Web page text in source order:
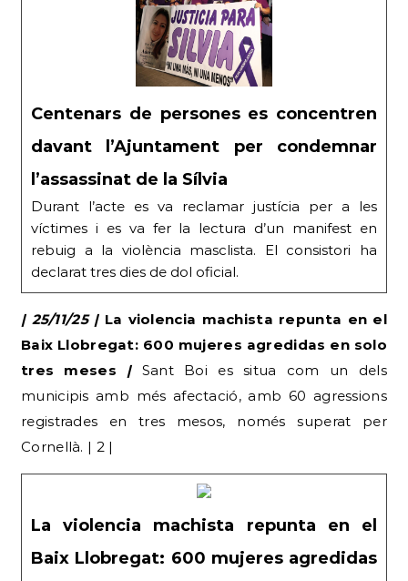
Centenars de persones es concentren
davant l’Ajuntament per condemnar
l’assassinat de la Sílvia
Durant l’acte es va reclamar justícia per a les
víctimes i es va fer la lectura d’un manifest en
rebuig a la violència masclista. El consistori ha
declarat tres dies de dol oficial.
| 25/11/25 | La violencia machista repunta en el
Baix Llobregat: 600 mujeres agredidas en solo
tres meses | Sant Boi es situa com un dels
municipis amb més afectació, amb 60 agressions
registrades en tres mesos, només superat per
Cornellà. | 2 |
La violencia machista repunta en el
Baix Llobregat: 600 mujeres agredidas